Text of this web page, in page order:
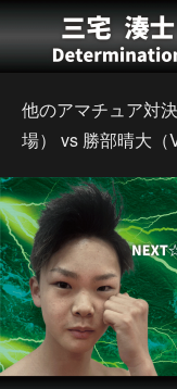
他のアマチュア対
場） vs 勝部晴大（